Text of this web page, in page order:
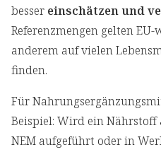
besser einschätzen und
Referenzmengen gelten
anderem auf vielen
finden.
Für
Beispiel: Wird ein Nährstoff
NEM aufgeführt oder in